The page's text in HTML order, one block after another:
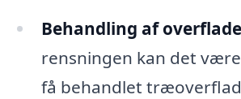
Behandling af
rensningen kan det
få behandlet